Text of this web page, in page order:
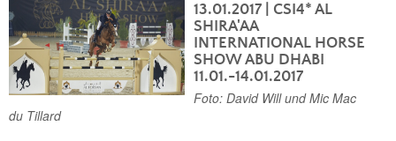
13.01.2017 | CSI4* AL
SHIRA'AA
INTERNATIONAL HORSE
SHOW ABU DHABI
11.01.-14.01.2017
Foto: David Will und Mic Mac
du Tillard